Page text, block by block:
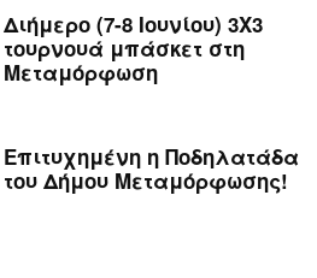
Διήμερο (7-8 Ιουνίου) 3Χ3
τουρνουά μπάσκετ στη
Μεταμόρφωση
Επιτυχημένη η Ποδηλατάδα
του Δήμου Μεταμόρφωσης!